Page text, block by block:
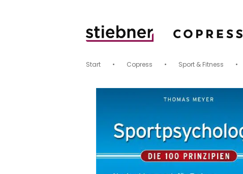
Start • Copress • Sport & Fitness •